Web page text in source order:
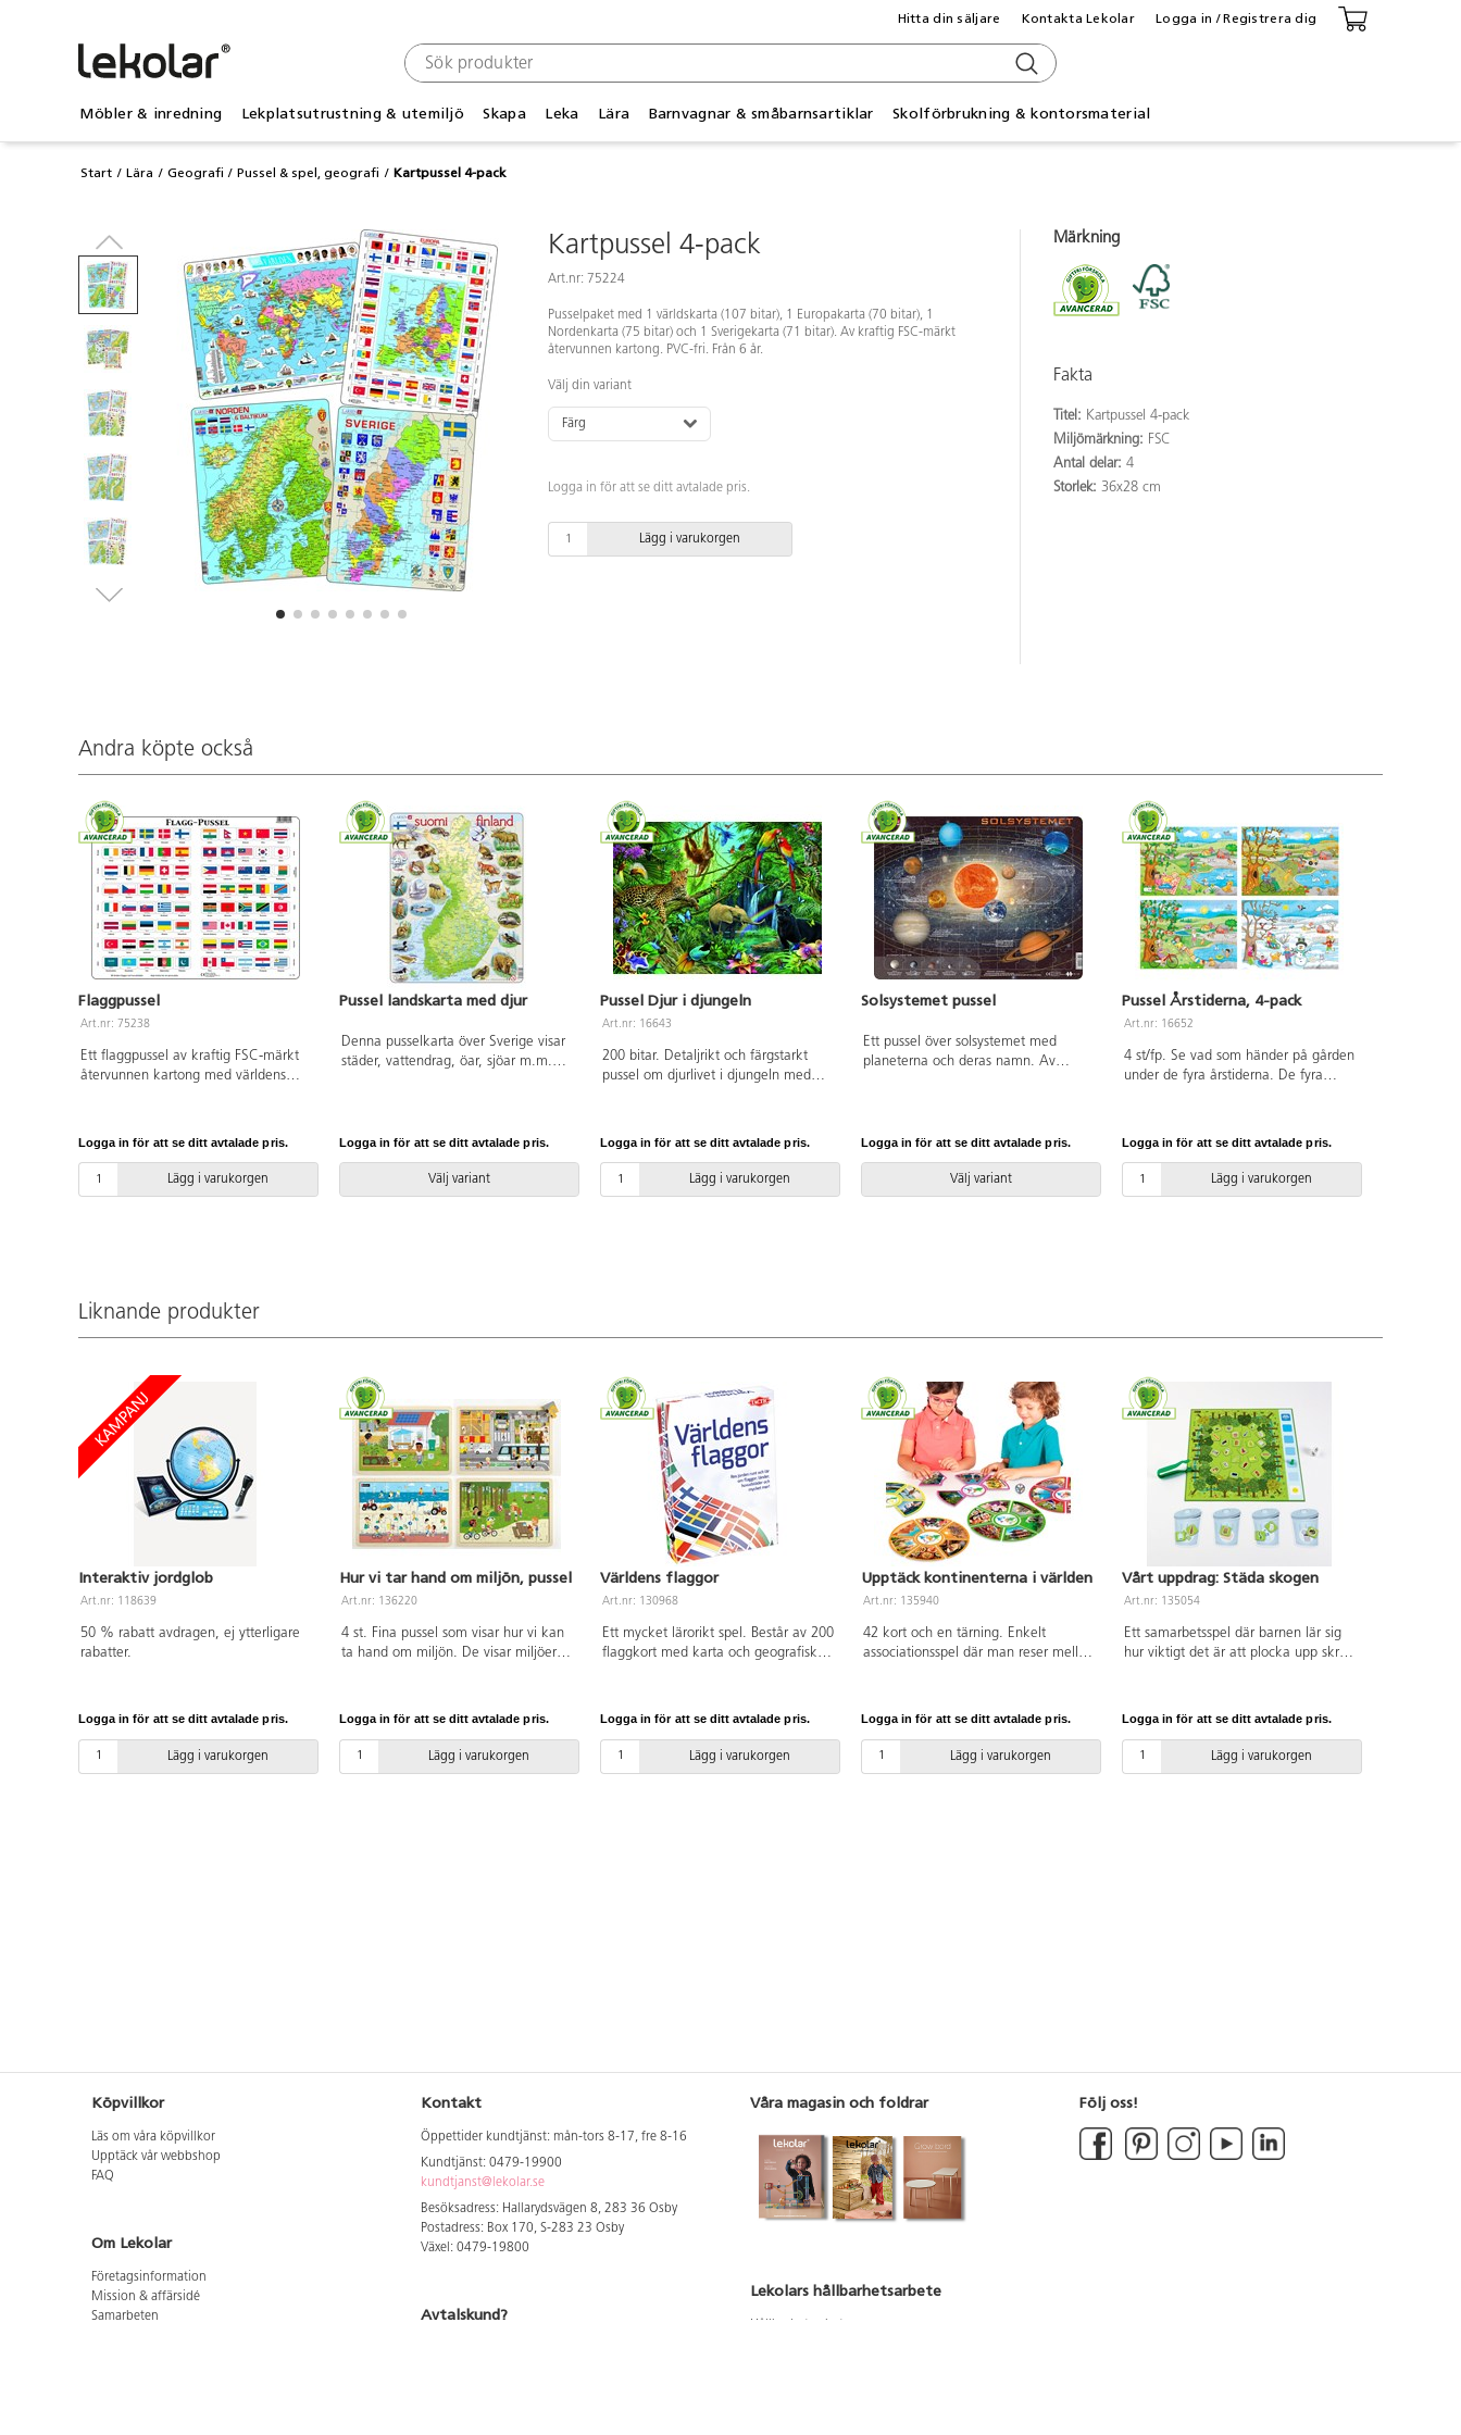
Möbler & inredning Lekplatsutrustning & utemiljö Skapa Leka Lära Barnvagnar & småbarnsartiklar Skolförbrukning & kontorsmaterial
Hitta din säljare Kontakta Lekolar Logga in / Registrera dig
Start Lära Geografi Pussel & spel, geografi Kartpussel 4-pack
Kartpussel 4-pack
Art.nr: 75224
Pusselpaket med 1 världskarta (107 bitar), 1 Europakarta (70 bitar), 1
Nordenkarta (75 bitar) och 1 Sverigekarta (71 bitar). Av kraftig FSC-märkt
återvunnen kartong. PVC-fri. Från 6 år.
Välj din variant
Färg
Logga in för att se ditt avtalade pris.
Lägg i varukorgen
Märkning
Fakta
Titel: Kartpussel 4-pack
Miljömärkning: FSC
Antal delar: 4
Storlek: 36x28 cm
Andra köpte också
Flaggpussel
Art.nr: 75238
Ett flaggpussel av kraftig FSC-märkt
återvunnen kartong med världens
Logga in för att se ditt avtalade pris.
Lägg i varukorgen
Pussel landskarta med djur
Denna pusselkarta över Sverige visar
städer, vattendrag, öar, sjöar m.m.
år.
Logga in för att se ditt avtalade pris.
Välj variant
Pussel Djur i djungeln
Art.nr: 16643
200 bitar. Detaljrikt och färgstarkt
pussel om djurlivet i djungeln med
Logga in för att se ditt avtalade pris.
Lägg i varukorgen
Solsystemet pussel
Ett pussel över solsystemet med
planeterna och deras namn. Av
Logga in för att se ditt avtalade pris.
Välj variant
Pussel Årstiderna, 4-pack
Art.nr: 16652
4 st/fp. Se vad som händer på gården
under de fyra årstiderna. De fyra
PVC-fri. Från 3 år.
Logga in för att se ditt avtalade pris.
Lägg i varukorgen
Liknande produkter
Interaktiv jordglob
Art.nr: 118639
50 % rabatt avdragen, ej ytterligare
rabatter.
Logga in för att se ditt avtalade pris.
Lägg i varukorgen
Hur vi tar hand om miljön, pussel
Art.nr: 136220
4 st. Fina pussel som visar hur vi kan
ta hand om miljön. De visar miljöer
känns för svårt. Med 28 eller 35
pusselbitar. Mått: 30x21 cm. PVC-fri.
Logga in för att se ditt avtalade pris.
Lägg i varukorgen
Världens flaggor
Art.nr: 130968
Ett mycket lärorikt spel. Består av 200
flaggkort med karta och geografiska
barn och vuxna. Passar både inom-
och utomhus. Speltid ca 15 min. Från
Logga in för att se ditt avtalade pris.
Lägg i varukorgen
Upptäck kontinenterna i världen
Art.nr: 135940
42 kort och en tärning. Enkelt
associationsspel där man reser mellan
det lätt går att koppla ihop rätt kort
till kontinenterna. Att förstå världen
Logga in för att se ditt avtalade pris.
Lägg i varukorgen
Vårt uppdrag: Städa skogen
Art.nr: 135054
Ett samarbetsspel där barnen lär sig
hur viktigt det är att plocka upp skräp
Logga in för att se ditt avtalade pris.
Lägg i varukorgen
Köpvillkor
Läs om våra köpvillkor
Upptäck vår webbshop
FAQ
Om Lekolar
Företagsinformation
Mission & affärsidé
Samarbeten
Kontakt
Öppettider kundtjänst: mån-tors 8-17, fre 8-16
Kundtjänst: 0479-19900
kundtjanst@lekolar.se
Besöksadress: Hallarydsvägen 8, 283 36 Osby
Postadress: Box 170, S-283 23 Osby
Växel: 0479-19800
Avtalskund?
Våra magasin och foldrar
Lekolars hållbarhetsarbete
Följ oss!